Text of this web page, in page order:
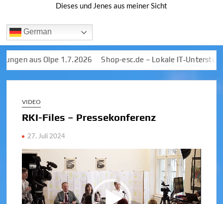
Dieses und Jenes aus meiner Sicht
German
aus Olpe 1.7.2026 Shop-esc.de – Lokale
VIDEO
RKI-Files – Pressekonferenz
27. Juli 2024
Video-
Player